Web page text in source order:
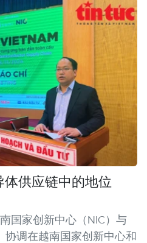
供应链中的地位
国家创新中心（NIC）与
协调在越南国家创新中心和